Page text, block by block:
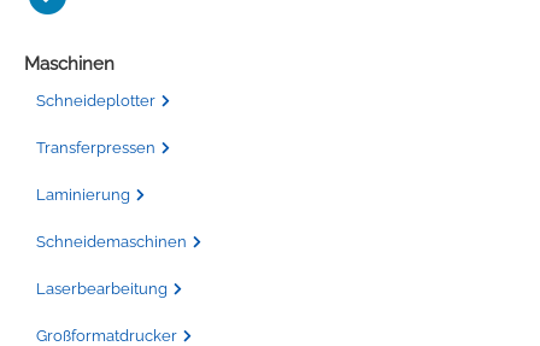
Maschinen
Schneideplotter
Transferpressen
Laminierung
Schneidemaschinen
Laserbearbeitung
Großformatdrucker